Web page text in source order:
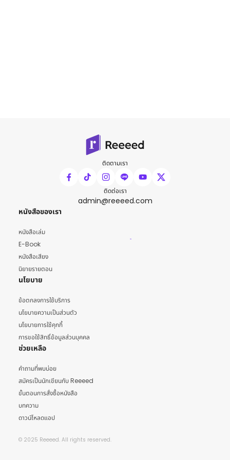
ติดตามเรา
ติดต่อเรา
admin@reeeed.com
หนังสือของเรา
หนังสือเล่ม
E-Book
หนังสือเสียง
นิยายรายตอน
นโยบาย
ข้อตกลงการใช้บริการ
นโยบายความเป็นส่วนตัว
นโยบายการใช้คุกกี้
การขอใช้สิทธิ์ข้อมูลส่วนบุคคล
ช่วยเหลือ
คำถามที่พบบ่อย
สมัครเป็นนักเขียนกับ Reeeed
ขั้นตอนการสั่งซื้อหนังสือ
บทความ
ดาวน์โหลดแอป
© 2025 Reeeed. All rights reserved.